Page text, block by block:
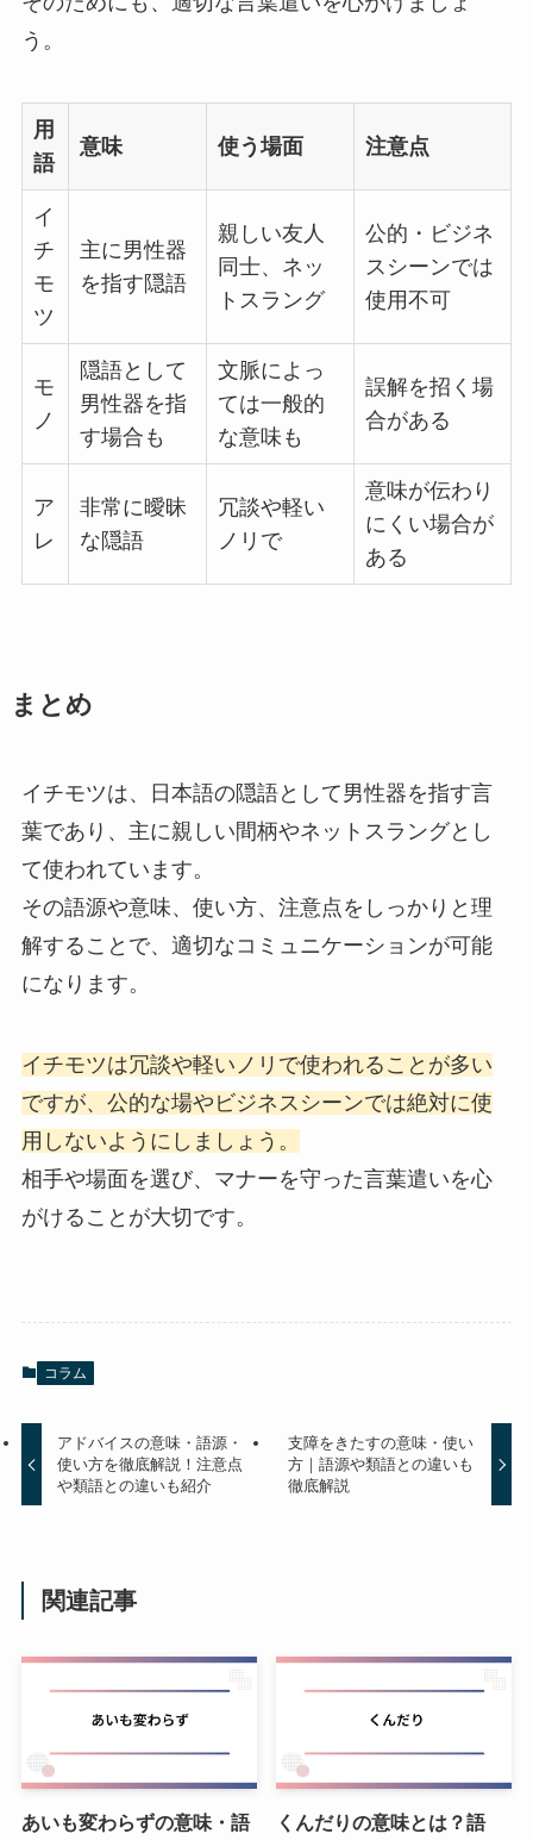
う。
用
語
意味 使う場面 注意点
イ
チ
モ
ツ
主に男性器
を指す隠語
親しい友人
同士、ネッ
トスラング
公的・ビジネ
スシーンでは
使用不可
モ
ノ
隠語として
男性器を指
す場合も
文脈によっ
ては一般的
な意味も
誤解を招く場
合がある
ア
レ
非常に曖昧
な隠語
冗談や軽い
ノリで
意味が伝わり
にくい場合が
ある
まとめ
イチモツは、日本語の隠語として男性器を指す言
葉であり、主に親しい間柄やネットスラングとし
て使われています。
その語源や意味、使い方、注意点をしっかりと理
解することで、適切なコミュニケーションが可能
になります。
イチモツは冗談や軽いノリで使われることが多い
ですが、公的な場やビジネスシーンでは絶対に使
用しないようにしましょう。
相手や場面を選び、マナーを守った言葉遣いを心
がけることが大切です。
コラム
アドバイスの意味・語源・
使い方を徹底解説！注意点
や類語との違いも紹介
支障をきたすの意味・使い
方｜語源や類語との違いも
徹底解説
関連記事
あいも変わらずの意味・語
くんだりの意味とは？語